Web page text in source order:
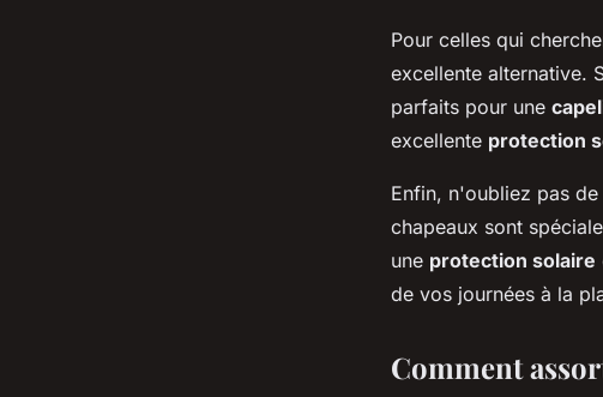
Pour celles qui
excellente alternative.
parfaits pour une
excellente protection
Enfin, n'oubliez pas
chapeaux sont
une protection solaire
de vos journées à la
Comment